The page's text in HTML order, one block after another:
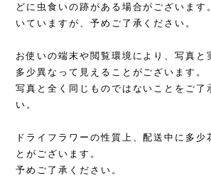
どに虫食いの跡がある場合がございます
いていますが、予めご了承ください。
お使いの端末や閲覧環境により、写真と
多少異なって見えることがございます。
写真と全く同じものではないことをご了
い。
ドライフラワーの性質上、配送中に多少
とがございます。
予めご了承ください。